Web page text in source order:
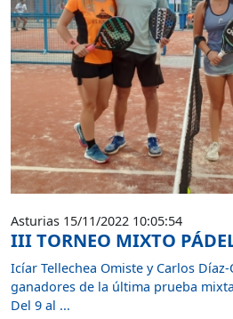
Asturias 15/11/2022 10:05:54
III TORNEO MIXTO
Icíar Tellechea Omiste y Carlos
ganadores de la última prueba
Del 9 al ...